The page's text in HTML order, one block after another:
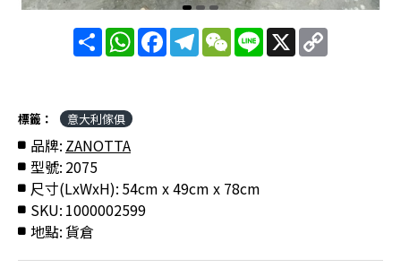
分
享
WhatsAppFacebookTelegram
WeChat
Line X Copy
Link
標籤： 意大利傢俱
品牌: ZANOTTA
型號: 2075
尺寸(LxWxH): 54cm x 49cm x 78cm
SKU: 1000002599
地點:貨倉